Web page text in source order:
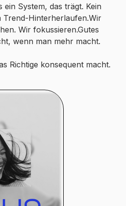
System, das trägt. Kein
Trend-Hinterherlaufen.Wir
Wir fokussieren.Gutes
wenn man mehr macht.
Richtige konsequent macht.